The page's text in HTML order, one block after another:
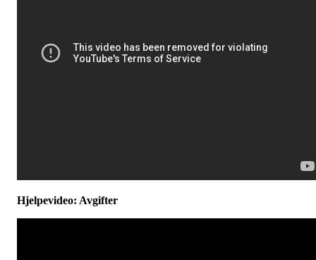
Hjelpevideo: Avgifter